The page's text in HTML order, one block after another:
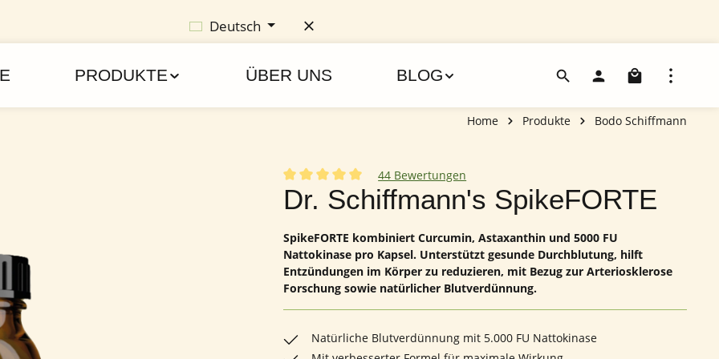
Deutsch
PRODUKTE ÜBER UNS BLOG
Home Produkte Bodo Schiffmann
Durchschnittliche Bewertung von 5 von 5 Sternen
44 Bewertungen
Dr. Schiffmann's SpikeFORTE
SpikeFORTE kombiniert Curcumin, Astaxanthin und 5000 FU
Nattokinase pro Kapsel. Unterstützt gesunde Durchblutung, hilft
Entzündungen im Körper zu reduzieren, mit Bezug zur Arteriosklerose
Forschung sowie natürlicher Blutverdünnung.
Natürliche Blutverdünnung mit 5.000 FU Nattokinase